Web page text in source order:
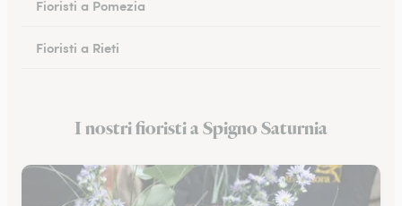
Fioristi a Pomezia
Fioristi a Rieti
Fioristi a Anzio
I nostri fioristi a Spigno Saturnia